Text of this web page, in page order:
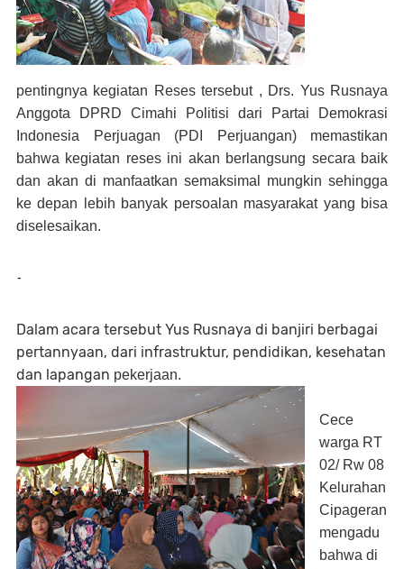
pentingnya kegiatan Reses tersebut , Drs. Yus Rusnaya
Anggota DPRD Cimahi Politisi dari Partai Demokrasi
Indonesia Perjuagan (PDI Perjuangan) memastikan
bahwa kegiatan reses ini akan berlangsung secara baik
dan akan di manfaatkan semaksimal mungkin sehingga
ke depan lebih banyak persoalan masyarakat yang bisa
diselesaikan.
-
Dalam acara tersebut Yus Rusnaya di banjiri berbagai
pertannyaan, dari infrastruktur, pendidikan, kesehatan
dan lapangan pekerjaan.
Cece
warga RT
02/ Rw 08
Kelurahan
Cipageran
mengadu
bahwa di